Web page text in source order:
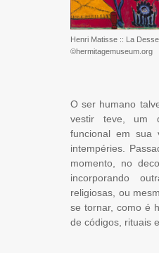
Henri Matisse :: La
©hermitagemuseum.org
O ser humano
vestir teve, um
funcional em sua
intempéries.
momento, no
incorporando
religiosas, ou
se tornar, como é
de códigos, rituais